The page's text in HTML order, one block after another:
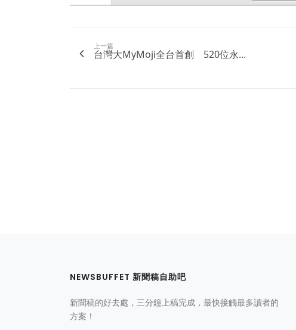
上一篇
台灣大MyMoji全台首創 520位永...
NEWSBUFFET 新聞稿自助吧
新聞稿的好去處，三分鐘上稿完成，最快接觸最多讀者的
方案！